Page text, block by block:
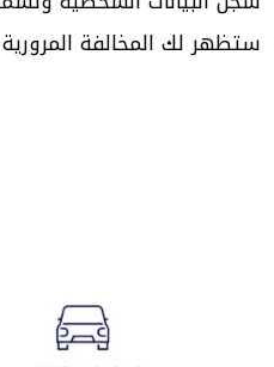
ستظهر لك المخالفة